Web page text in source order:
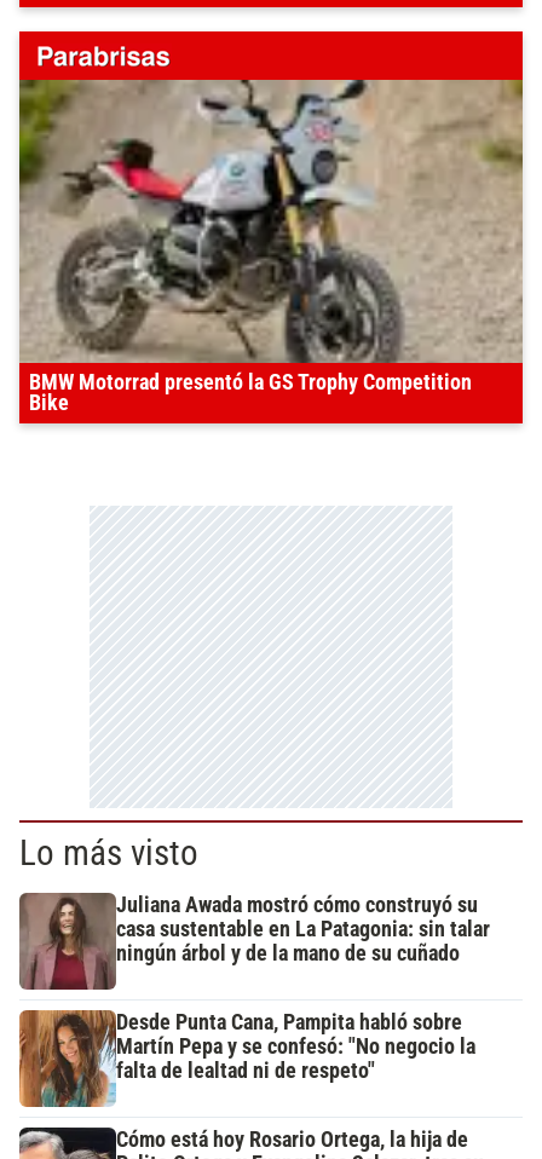
BMW Motorrad presentó la GS Trophy Competition
Bike
Lo más visto
Juliana Awada mostró cómo construyó su
casa sustentable en La Patagonia: sin talar
ningún árbol y de la mano de su cuñado
Desde Punta Cana, Pampita habló sobre
Martín Pepa y se confesó: "No negocio la
falta de lealtad ni de respeto"
Cómo está hoy Rosario Ortega, la hija de